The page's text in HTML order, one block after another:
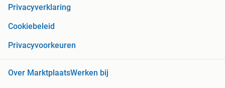
Privacyverklaring
Cookiebeleid
Privacyvoorkeuren
Over MarktplaatsWerken bij